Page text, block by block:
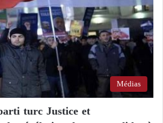
Médias
turc Justice et